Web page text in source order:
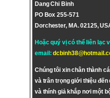
Dang Chi Binh
PO Box 255-571
Dorchester, MA. 02125,
Hoặc quý vị có thể liên lạc
email:
Chúng tôi xin chân thành
và trân trọng giới thiệu đến
và thính giả khắp nơi một